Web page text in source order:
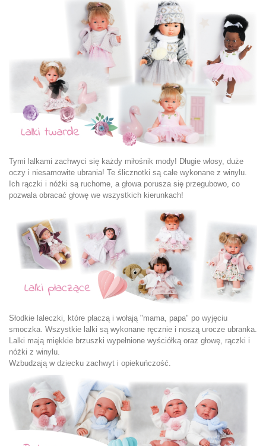
Tymi lalkami zachwyci się każdy miłośnik mody! Długie włosy, duże
oczy i niesamowite ubrania! Te ślicznotki są całe wykonane z winylu.
Ich rączki i nóżki są ruchome, a głowa porusza się przegubowo, co
pozwala obracać głowę we wszystkich kierunkach!
Słodkie laleczki, które płaczą i wołają "mama, papa" po wyjęciu
smoczka. Wszystkie lalki są wykonane ręcznie i noszą urocze ubranka.
Lalki mają miękkie brzuszki wypełnione wyściółką oraz głowę, rączki i
nóżki z winylu.
Wzbudzają w dziecku zachwyt i opiekuńczość.